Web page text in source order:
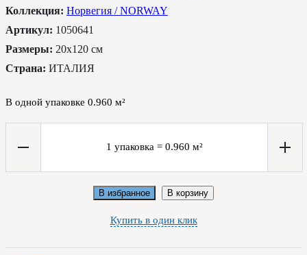
Коллекция: Норвегия / NORWAY
Артикул: 1050641
Размеры: 20x120 см
Страна: ИТАЛИЯ
В одной упаковке 0.960 м²
1 упаковка = 0.960 м²
В избранное В корзину
Купить в один клик